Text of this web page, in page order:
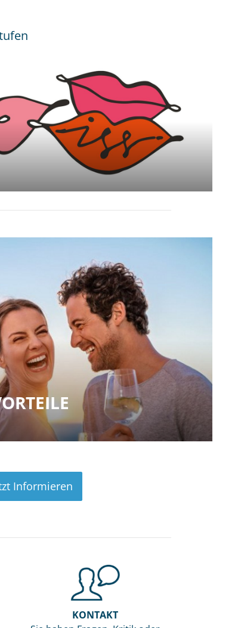
Informieren
KONTAKT